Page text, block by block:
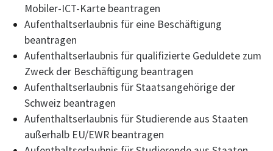
Mobiler-ICT-Karte beantragen
Aufenthaltserlaubnis für eine Beschäftigung
beantragen
Aufenthaltserlaubnis für qualifizierte Geduldete zum
Zweck der Beschäftigung beantragen
Aufenthaltserlaubnis für Staatsangehörige der
Schweiz beantragen
Aufenthaltserlaubnis für Studierende aus Staaten
außerhalb EU/EWR beantragen